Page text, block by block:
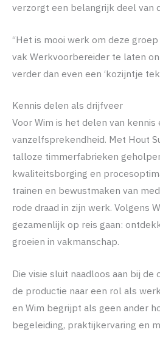
verzorgt een belangrijk deel van
“Het is mooi werk om deze
vak Werkvoorbereider te laten
verder dan even een ‘kozijntje
Kennis delen als drijfveer
Voor Wim is het delen van kennis
vanzelfsprekendheid. Met Hout
talloze timmerfabrieken
kwaliteitsborging en
trainen en bewustmaken van
rode draad in zijn werk. Volgens
gezamenlijk op reis gaan:
groeien in vakmanschap.
Die visie sluit naadloos aan bij de
de productie naar een rol als
en Wim begrijpt als geen ander
begeleiding, praktijkervaring en